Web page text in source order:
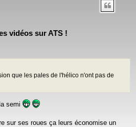
vidéos sur ATS !
que les pales de l'hélico n'ont pas de
semi
sur ses roues ça leurs économise un